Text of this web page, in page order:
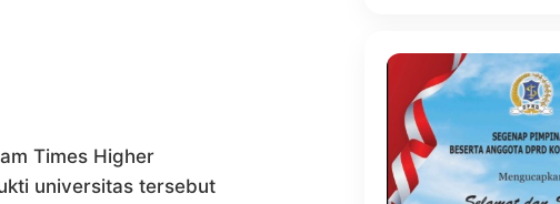
Times Higher
universitas tersebut